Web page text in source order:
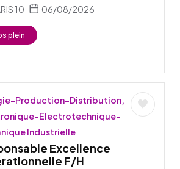
10 06/08/2026
plein
Production-Distribution,
Electrotechnique-
Industrielle
Excellence
F/H